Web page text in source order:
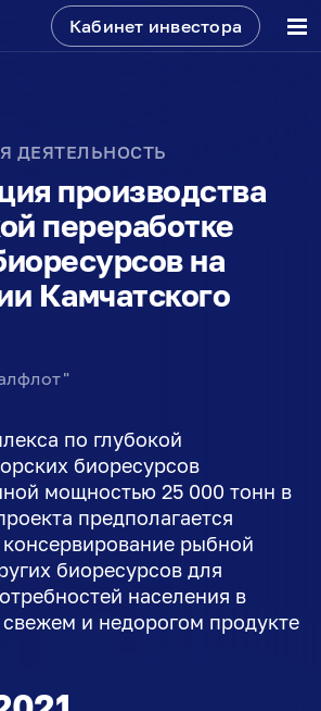
Кабинет инвестора
ДЕЯТЕЛЬНОСТЬ
производства
переработке
на
Камчатского
по глубокой
биоресурсов
мощностью 25 000 тонн в
предполагается
рыбной
биоресурсов для
населения в
и недорогом продукте